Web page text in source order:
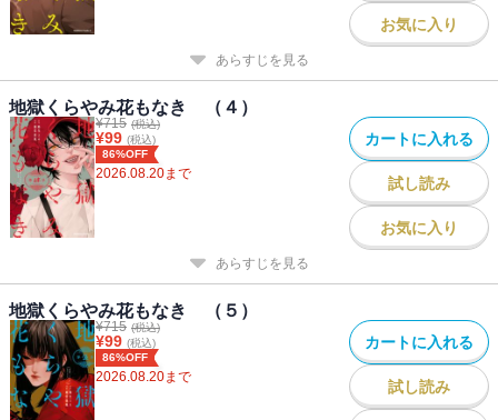
お気に入り
あらすじを見る
地獄くらやみ花もなき （４）
¥715 (税込)
¥99 (税込)
86%OFF
2026.08.20まで
カートに入れる
試し読み
お気に入り
あらすじを見る
地獄くらやみ花もなき （５）
¥715 (税込)
¥99 (税込)
86%OFF
2026.08.20まで
カートに入れる
試し読み